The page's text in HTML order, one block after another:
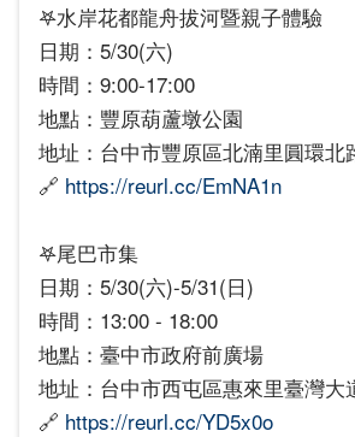
𖤐水岸花都龍舟拔河暨親子體驗
日期：5/30(六)
時間：9:00-17:00
地點：豐原葫蘆墩公園
地址：台中市豐原區北湳里圓環北
🔗 https://reurl.cc/EmNA1n
𖤐尾巴市集
日期：5/30(六)-5/31(日)
時間：13:00 - 18:00
地點：臺中市政府前廣場
地址：台中市西屯區惠來里臺灣大
🔗 https://reurl.cc/YD5x0o